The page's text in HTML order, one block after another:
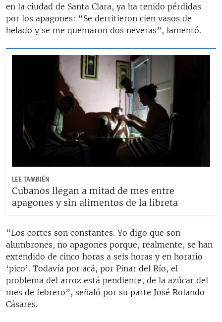
en la ciudad de Santa Clara, ya ha tenido pérdidas
por los apagones: “Se derritieron cien vasos de
helado y se me quemaron dos neveras”, lamentó.
LEE TAMBIÉN
Cubanos llegan a mitad de mes entre
apagones y sin alimentos de la libreta
“Los cortes son constantes. Yo digo que son
alumbrones, no apagones porque, realmente, se han
extendido de cinco horas a seis horas y en horario
‘pico’. Todavía por acá, por Pinar del Río, el
problema del arroz está pendiente, de la azúcar del
mes de febrero”, señaló por su parte José Rolando
Cásares.